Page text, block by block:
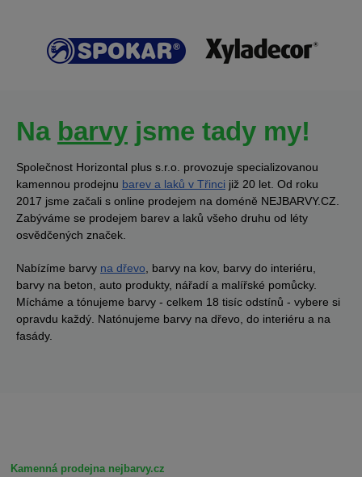
Na barvy jsme tady my!
Společnost Horizontal plus s.r.o. provozuje specializovanou
kamennou prodejnu barev a laků v Třinci již 20 let. Od roku
2017 jsme začali s online prodejem na doméně NEJBARVY.CZ.
Zabýváme se prodejem barev a laků všeho druhu od léty
osvědčených značek.
Nabízíme barvy na dřevo , barvy na kov, barvy do interiéru,
barvy na beton, auto produkty, nářadí a malířské pomůcky.
Mícháme a tónujeme barvy - celkem 18 tisíc odstínů - vybere si
opravdu každý. Natónujeme barvy na dřevo, do interiéru a na
fasády.
Kamenná prodejna nejbarvy.cz